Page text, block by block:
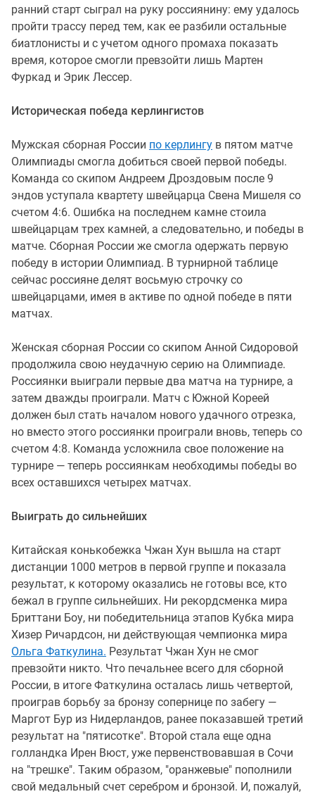
ранний старт сыграл на руку россиянину: ему удалось
пройти трассу перед тем, как ее разбили остальные
биатлонисты и с учетом одного промаха показать
время, которое смогли превзойти лишь Мартен
Фуркад и Эрик Лессер.
Историческая победа керлингистов
Мужская сборная России по керлингу в пятом матче
Олимпиады смогла добиться своей первой победы.
Команда со скипом Андреем Дроздовым после 9
эндов уступала квартету швейцарца Свена Мишеля со
счетом 4:6. Ошибка на последнем камне стоила
швейцарцам трех камней, а следовательно, и победы в
матче. Сборная России же смогла одержать первую
победу в истории Олимпиад. В турнирной таблице
сейчас россияне делят восьмую строчку со
швейцарцами, имея в активе по одной победе в пяти
матчах.
Женская сборная России со скипом Анной Сидоровой
продолжила свою неудачную серию на Олимпиаде.
Россиянки выиграли первые два матча на турнире, а
затем дважды проиграли. Матч с Южной Кореей
должен был стать началом нового удачного отрезка,
но вместо этого россиянки проиграли вновь, теперь со
счетом 4:8. Команда усложнила свое положение на
турнире — теперь россиянкам необходимы победы во
всех оставшихся четырех матчах.
Выиграть до сильнейших
Китайская конькобежка Чжан Хун вышла на старт
дистанции 1000 метров в первой группе и показала
результат, к которому оказались не готовы все, кто
бежал в группе сильнейших. Ни рекордсменка мира
Бриттани Боу, ни победительница этапов Кубка мира
Хизер Ричардсон, ни действующая чемпионка мира
Ольга Фаткулина. Результат Чжан Хун не смог
превзойти никто. Что печальнее всего для сборной
России, в итоге Фаткулина осталась лишь четвертой,
проиграв борьбу за бронзу сопернице по забегу —
Маргот Бур из Нидерландов, ранее показавшей третий
результат на "пятисотке". Второй стала еще одна
голландка Ирен Вюст, уже первенствовавшая в Сочи
на "трешке". Таким образом, "оранжевые" пополнили
свой медальный счет серебром и бронзой. И, пожалуй,